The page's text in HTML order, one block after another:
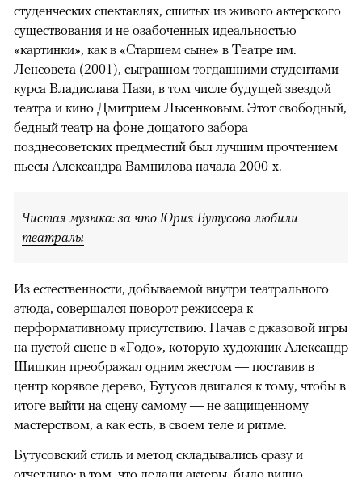
студенческих спектаклях, сшитых из живого актерского
существования и не озабоченных идеальностью
«картинки», как в «Старшем сыне» в Театре им.
Ленсовета (2001), сыгранном тогдашними студентами
курса Владислава Пази, в том числе будущей звездой
театра и кино Дмитрием Лысенковым. Этот свободный,
бедный театр на фоне дощатого забора
позднесоветских предместий был лучшим прочтением
пьесы Александра Вампилова начала 2000-х.
Чистая музыка: за что Юрия Бутусова любили
театралы
Из естественности, добываемой внутри театрального
этюда, совершался поворот режиссера к
перформативному присутствию. Начав с джазовой игры
на пустой сцене в «Годо», которую художник Александр
Шишкин преображал одним жестом — поставив в
центр корявое дерево, Бутусов двигался к тому, чтобы в
итоге выйти на сцену самому — не защищенному
мастерством, а как есть, в своем теле и ритме.
Бутусовский стиль и метод складывались сразу и
отчетливо: в том, что делали актеры, было видно